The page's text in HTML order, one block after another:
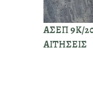
ΑΣΕΠ 9Κ/
ΑΙΤΗΣΕΙΣ